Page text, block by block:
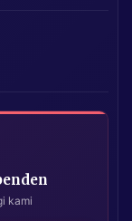
kami